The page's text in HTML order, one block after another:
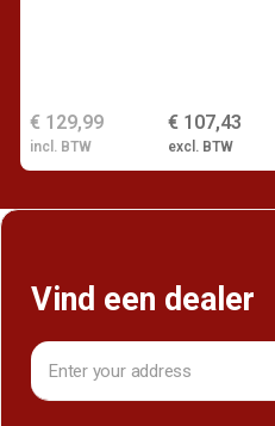
€ 107,43
excl. BTW
€ 129,99
incl. BTW
Vind een dealer